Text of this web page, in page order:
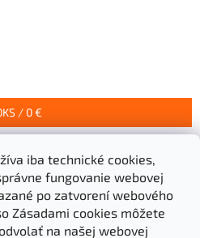
iba technické cookies,
fungovanie webovej
po zatvorení webového
Zásadami cookies môžete
na našej webovej
KS / 0 €